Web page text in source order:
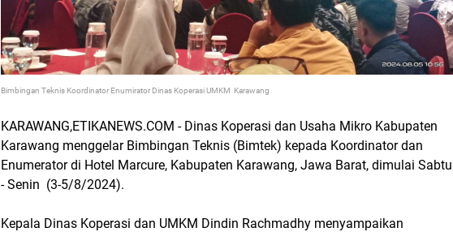
Bimbingan Teknis Koordinator Enumirator Dinas Koperasi UMKM Karawang
KARAWANG,ETIKANEWS.COM - Dinas Koperasi dan Usaha Mikro Kabupaten
Karawang menggelar Bimbingan Teknis (Bimtek) kepada Koordinator dan
Enumerator di Hotel Marcure, Kabupaten Karawang, Jawa Barat, dimulai Sabtu
- Senin (3-5/8/2024).
Kepala Dinas Koperasi dan UMKM Dindin Rachmadhy menyampaikan